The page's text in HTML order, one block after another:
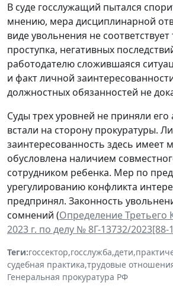
В суде госслужащий пытался
мнению, мера дисциплинарной
виде увольнения не соответствует
проступка, негативных
работодателю сложившаяся
и факт личной
должностных обязанностей не
Суды трех уровней не приняли его
встали на сторону прокуратуры.
заинтересованность здесь имеет
обусловлена наличием
сотрудником ребенка. Мер по
урегулированию конфликта
предпринял. Законность
сомнений (Определение
2023 г. по делу № 8Г-13732/2023[88-
Теги:госсектор,госслужба,дети,
судебная практика,трудовые
Генеральная прокуратура РФ